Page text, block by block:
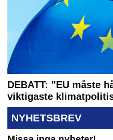
DEBATT: ”EU måste
viktigaste
NYHETSBREV